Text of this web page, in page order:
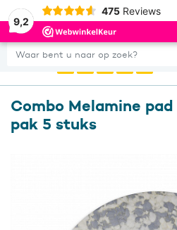
9,2
475 Reviews
Waar bent u naar op zoek?
Combo Melamine
pak 5 stuks